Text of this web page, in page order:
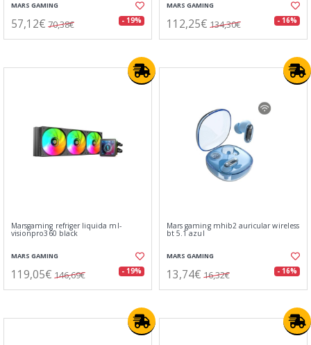
MARS GAMING
57,12€ 70,38€ - 19%
MARS GAMING
112,25€ 134,30€ - 16%
Marsgaming refriger liquida ml-
visionpro360 black
MARS GAMING
119,05€ 146,69€ - 19%
Mars gaming mhib2 auricular wireless
bt 5.1 azul
MARS GAMING
13,74€ 16,32€ - 16%